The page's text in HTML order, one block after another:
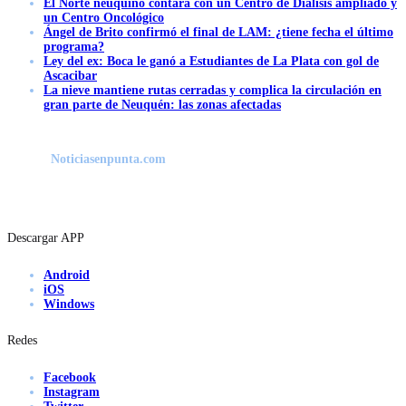
El Norte neuquino contará con un Centro de Diálisis ampliado y
un Centro Oncológico
Ángel de Brito confirmó el final de LAM: ¿tiene fecha el último
programa?
Ley del ex: Boca le ganó a Estudiantes de La Plata con gol de
Ascacibar
La nieve mantiene rutas cerradas y complica la circulación en
gran parte de Neuquén: las zonas afectadas
Noticiasenpunta.com
Descargar APP
Android
iOS
Windows
Redes
Facebook
Instagram